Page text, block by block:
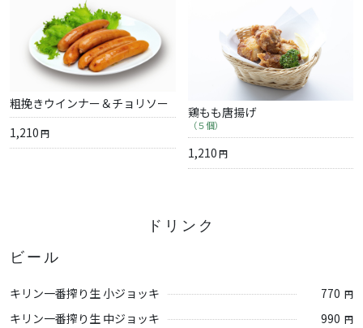
粗挽きウインナー＆チョリソー
1,210円
鶏もも唐揚げ
（５個）
1,210円
ドリンク
ビール
キリン一番搾り生 小ジョッキ 770 円
キリン一番搾り生 中ジョッキ 990 円